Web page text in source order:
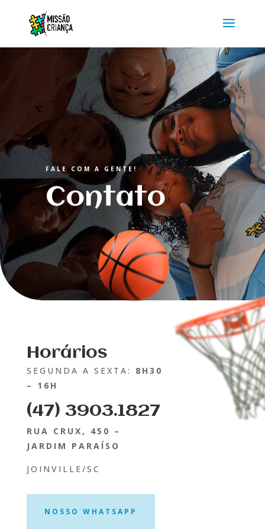
FALE COM A GENTE!
Contato
Horários
SEGUNDA A SEXTA: 8H30
– 16H
(47) 3903.1827
RUA CRUX, 450 –
JARDIM PARAÍSO
JOINVILLE/SC
NOSSO WHATSAPP